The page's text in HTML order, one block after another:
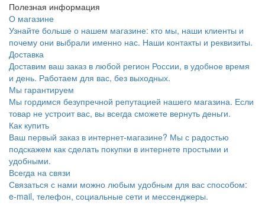
Полезная информация
О магазине
Узнайте больше о нашем магазине: кто мы, наши клиенты и
почему они выбрали именно нас. Наши контакты и реквизиты.
Доставка
Доставим ваш заказ в любой регион России, в удобное время
и день. Работаем для вас, без выходных.
Мы гарантируем
Мы гордимся безупречной репутацией нашего магазина. Если
товар не устроит вас, вы всегда сможете вернуть деньги.
Как купить
Ваш первый заказ в интернет-магазине? Мы с радостью
подскажем как сделать покупки в интернете простыми и
удобными.
Всегда на связи
Связаться с нами можно любым удобным для вас способом:
e-mail, телефон, социальные сети и мессенджеры.